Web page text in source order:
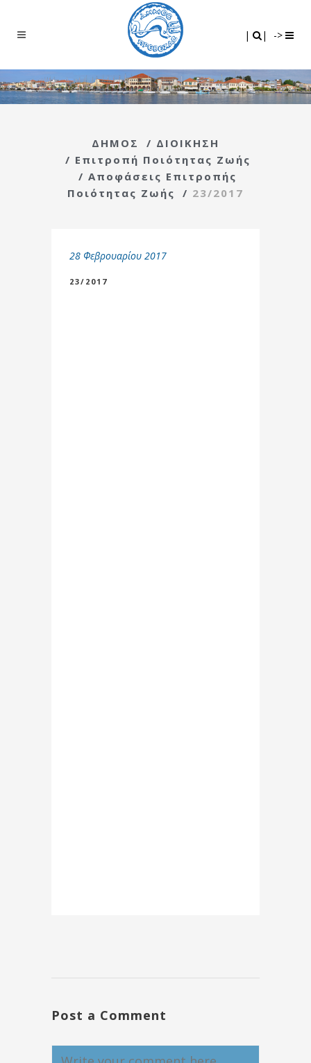
| | ->
ΔΗΜΟΣ / ΔΙΟΙΚΗΣΗ
/ Επιτροπή Ποιότητας Ζωής
/ Αποφάσεις Επιτροπής
Ποιότητας Ζωής
/ 23/2017
28 Φεβρουαρίου 2017
23/2017
Post a Comment